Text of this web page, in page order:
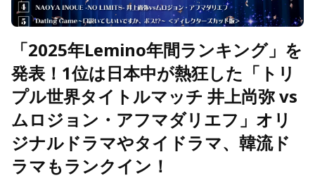
「2025年Lemino年間ランキング」を
発表！1位は日本中が熱狂した「トリ
プル世界タイトルマッチ 井上尚弥 vs
ムロジョン・アフマダリエフ」オリ
ジナルドラマやタイドラマ、韓流ド
ラマもランクイン！